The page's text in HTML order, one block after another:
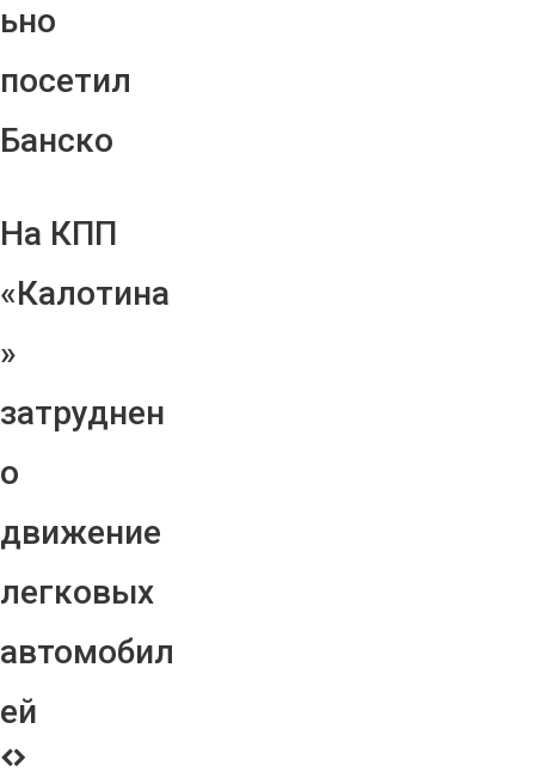
ьно
посетил
Банско
На КПП
«Калотина
»
затруднен
о
движение
легковых
автомобил
ей